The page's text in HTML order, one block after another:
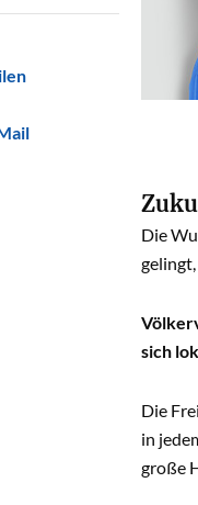
Die
sich
Die
in
große